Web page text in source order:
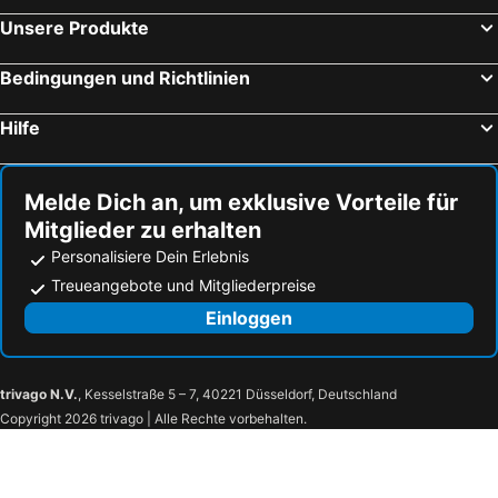
La Boissière-de-Montaigu, Bed and Breakfasts (B and B)
La Varenne, Bed and Breakfasts (B and B)
Le Landreau, Bed and Breakfasts (B and B)
Le Poiré-sur-Vie, Bed and Breakfasts (B and B)
Drain, Bed and Breakfasts (B and B)
Unsere Produkte
Bedingungen und Richtlinien
Hilfe
Melde Dich an, um exklusive Vorteile für
Mitglieder zu erhalten
Personalisiere Dein Erlebnis
Treueangebote und Mitgliederpreise
Einloggen
trivago N.V., Kesselstraße 5 – 7, 40221 Düsseldorf, Deutschland
Copyright 2026 trivago | Alle Rechte vorbehalten.